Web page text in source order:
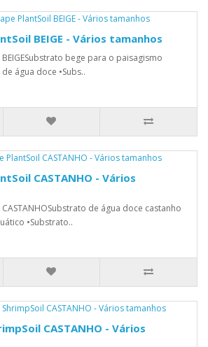
BEIGE - Vários tamanhos
BEIGESubstrato bege para o paisagismo
água doce •Subs..
CASTANHO - Vários
CASTANHOSubstrato de água doce castanho
•Substrato..
CASTANHO - Vários